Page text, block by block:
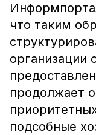
что таким
организации
продолжает
подсобные